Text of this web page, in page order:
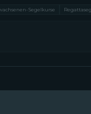
Segelkurse